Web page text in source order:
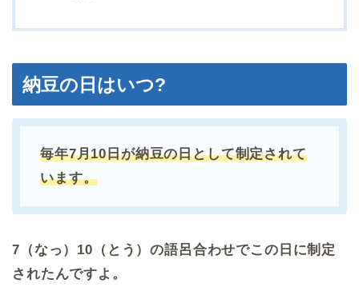
納豆の日はいつ?
毎年7月10日が納豆の日として制定されて
います。
7（なっ）10（とう）の語呂合わせでこの日に制定
されたんですよ。